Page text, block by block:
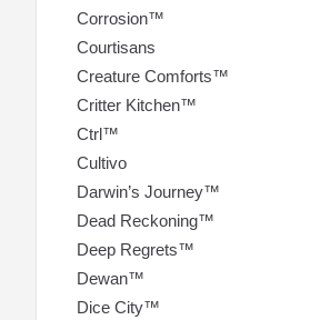
Corrosion™
Courtisans
Creature Comforts™
Critter Kitchen™
Ctrl™
Cultivo
Darwin’s Journey™
Dead Reckoning™
Deep Regrets™
Dewan™
Dice City™